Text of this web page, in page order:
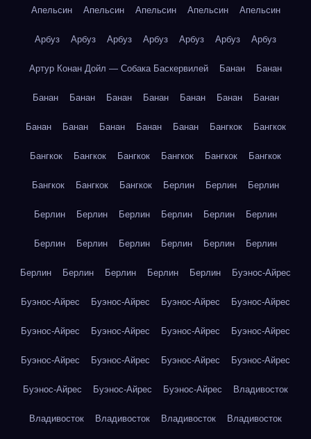
Апельсин Апельсин Апельсин Апельсин Апельсин
Арбуз Арбуз Арбуз Арбуз Арбуз Арбуз Арбуз
Артур Конан Дойл — Собака Баскервилей Банан Банан
Банан Банан Банан Банан Банан Банан Банан
Банан Банан Банан Банан Банан Бангкок Бангкок
Бангкок Бангкок Бангкок Бангкок Бангкок Бангкок
Бангкок Бангкок Бангкок Берлин Берлин Берлин
Берлин Берлин Берлин Берлин Берлин Берлин
Берлин Берлин Берлин Берлин Берлин Берлин
Берлин Берлин Берлин Берлин Берлин Буэнос-Айрес
Буэнос-Айрес Буэнос-Айрес Буэнос-Айрес Буэнос-Айрес
Буэнос-Айрес Буэнос-Айрес Буэнос-Айрес Буэнос-Айрес
Буэнос-Айрес Буэнос-Айрес Буэнос-Айрес Буэнос-Айрес
Буэнос-Айрес Буэнос-Айрес Буэнос-Айрес Владивосток
Владивосток Владивосток Владивосток Владивосток